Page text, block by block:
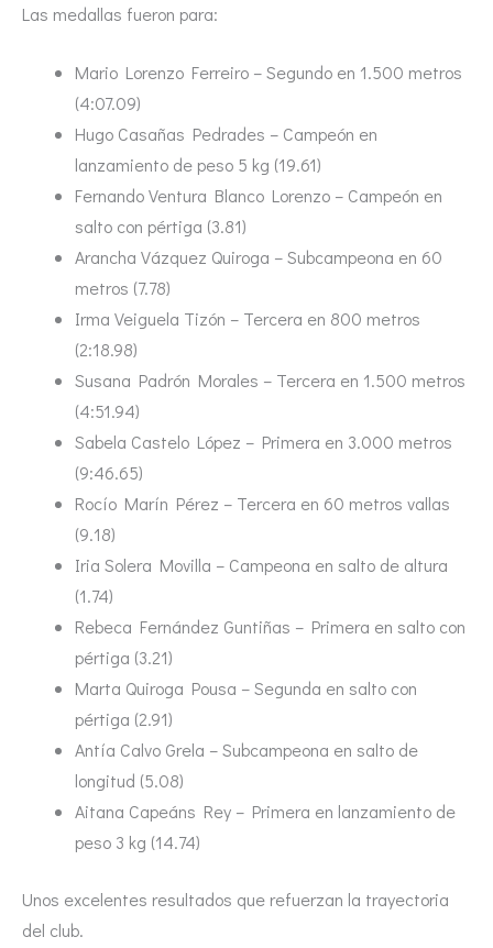
Las medallas fueron para:
Mario Lorenzo Ferreiro – Segundo en 1.500 metros
(4:07.09)
Hugo Casañas Pedrades – Campeón en
lanzamiento de peso 5 kg (19.61)
Fernando Ventura Blanco Lorenzo – Campeón en
salto con pértiga (3.81)
Arancha Vázquez Quiroga – Subcampeona en 60
metros (7.78)
Irma Veiguela Tizón – Tercera en 800 metros
(2:18.98)
Susana Padrón Morales – Tercera en 1.500 metros
(4:51.94)
Sabela Castelo López – Primera en 3.000 metros
(9:46.65)
Rocío Marín Pérez – Tercera en 60 metros vallas
(9.18)
Iria Solera Movilla – Campeona en salto de altura
(1.74)
Rebeca Fernández Guntiñas – Primera en salto con
pértiga (3.21)
Marta Quiroga Pousa – Segunda en salto con
pértiga (2.91)
Antía Calvo Grela – Subcampeona en salto de
longitud (5.08)
Aitana Capeáns Rey – Primera en lanzamiento de
peso 3 kg (14.74)
Unos excelentes resultados que refuerzan la trayectoria
del club.